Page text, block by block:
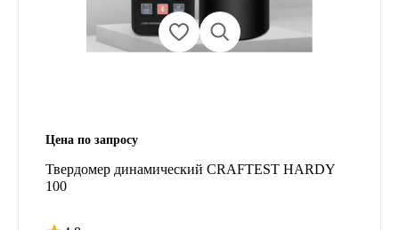
Цена по запросу
Твердомер динамический CRAFTEST HARDY
100